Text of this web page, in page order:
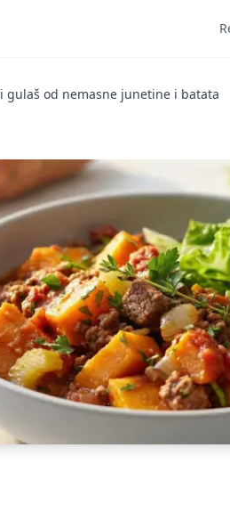
gulaš od nemasne junetine i batata